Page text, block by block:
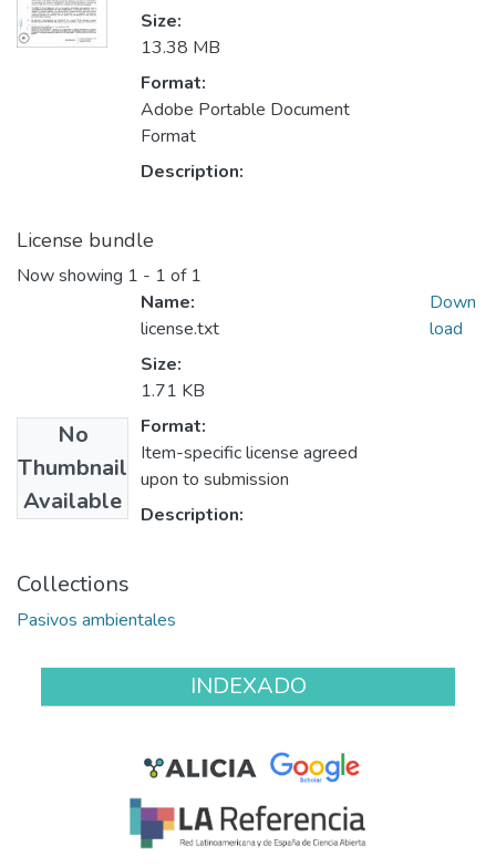
Size:
13.38 MB
Format:
Adobe Portable Document
Format
Description:
License bundle
Now showing 1 - 1 of 1
No
Thumbnail
Available
Name:
license.txt
Size:
1.71 KB
Format:
Item-specific license agreed
upon to submission
Description:
Down
load
Collections
Pasivos ambientales
INDEXADO